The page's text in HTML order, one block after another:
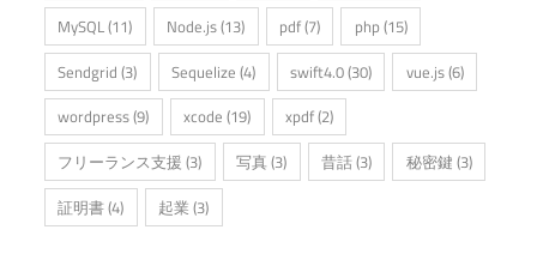
MySQL(11) Node.js(13) pdf(7) php(15)
Sendgrid (3) Sequelize (4) swift4.0(30) vue.js(6)
wordpress(9) xcode (19) xpdf(2)
フリーランス支援 (3) 写真(3) 昔話(3) 秘密鍵 (3)
証明書(4) 起業 (3)